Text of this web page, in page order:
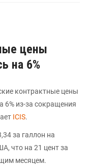
цены
на 6%
контрактные цены
6% из-за сокращения
ICIS.
за галлон на
что на 21 цент за
месяцем.